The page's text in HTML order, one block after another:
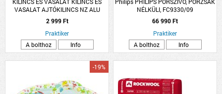
VASALAT AJTÓKILINCS NZ ALU
FEHÉR LANA ROZETTÁS
2 999 Ft
Praktiker
A bolthoz
Info
NÉLKÜLI, FC9330/09
66 990 Ft
Praktiker
A bolthoz
Info
-19%